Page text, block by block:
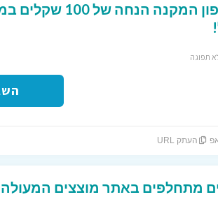
קוד קופון המקנה הנחה של
תפוגה
העתק URL
מתחלפים באתר מוצצים